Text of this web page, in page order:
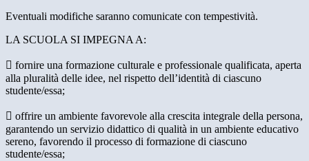
Eventuali modifiche saranno comunicate con tempestività.
LA SCUOLA SI IMPEGNA A:
 fornire una formazione culturale e professionale qualificata, aperta
alla pluralità delle idee, nel rispetto dell’identità di ciascuno
studente/essa;
 offrire un ambiente favorevole alla crescita integrale della persona,
garantendo un servizio didattico di qualità in un ambiente educativo
sereno, favorendo il processo di formazione di ciascuno
studente/essa;